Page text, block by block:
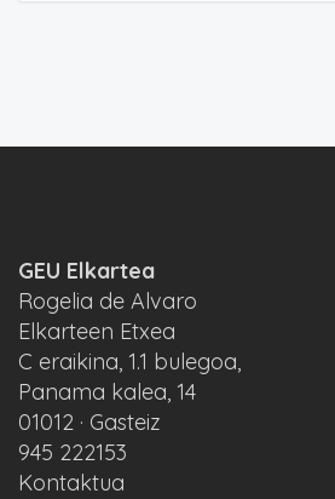
GEU Elkartea
Rogelia de Alvaro
Elkarteen Etxea
C eraikina, 1.1 bulegoa,
Panama kalea, 14
01012 · Gasteiz
945 222153
Kontaktua